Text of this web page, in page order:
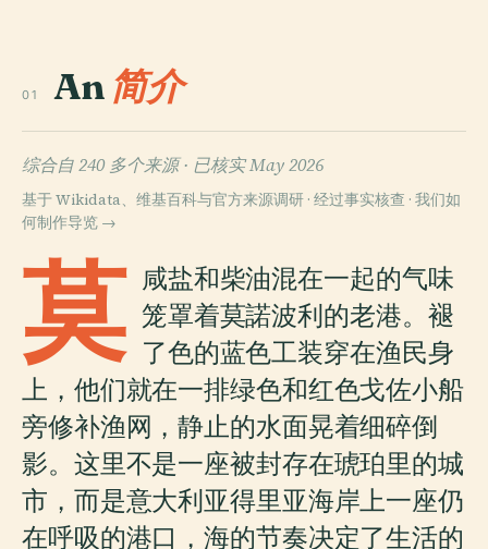
01 An 简介
综合自 240 多个来源 · 已核实 May 2026
基于 Wikidata、维基百科与官方来源调研 · 经过事实核查 · 我们如
何制作导览 →
莫 咸盐和柴油混在一起的气味
笼罩着莫諾波利的老港。褪
了色的蓝色工装穿在渔民身
上，他们就在一排绿色和红色戈佐小船
旁修补渔网，静止的水面晃着细碎倒
影。这里不是一座被封存在琥珀里的城
市，而是意大利亚得里亚海岸上一座仍
在呼吸的港口，海的节奏决定了生活的